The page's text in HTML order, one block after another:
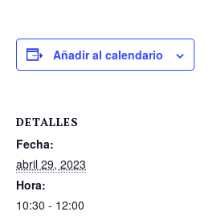
Añadir al calendario
DETALLES
Fecha:
abril 29, 2023
Hora:
10:30 - 12:00